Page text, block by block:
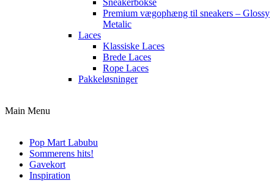
Sneakerbokse
Premium vægophæng til sneakers – Glossy
Metalic
Laces
Klassiske Laces
Brede Laces
Rope Laces
Pakkeløsninger
Main Menu
Pop Mart Labubu
Sommerens hits!
Gavekort
Inspiration